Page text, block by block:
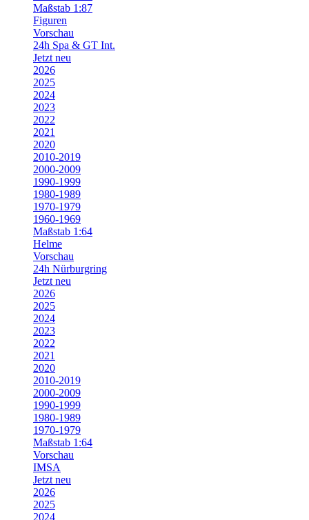
Maßstab 1:87
Figuren
Vorschau
24h Spa & GT Int.
Jetzt neu
2026
2025
2024
2023
2022
2021
2020
2010-2019
2000-2009
1990-1999
1980-1989
1970-1979
1960-1969
Maßstab 1:64
Helme
Vorschau
24h Nürburgring
Jetzt neu
2026
2025
2024
2023
2022
2021
2020
2010-2019
2000-2009
1990-1999
1980-1989
1970-1979
Maßstab 1:64
Vorschau
IMSA
Jetzt neu
2026
2025
2024